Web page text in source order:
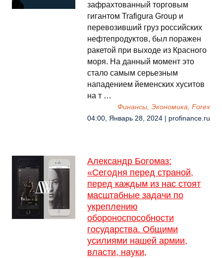
зафрахтованный торговым
гигантом Trafigura Group и
перевозивший груз российских
нефтепродуктов, был поражен
ракетой при выходе из Красного
моря. На данный момент это
стало самым серьезным
нападением йеменских хуситов
на т …
Финансы, Экономика, Forex
04:00, Январь 28, 2024 | profinance.ru
Александр Богомаз:
«Сегодня перед страной,
перед каждым из нас стоят
масштабные задачи по
укреплению
обороноспособности
государства. Общими
усилиями нашей армии,
власти, науки,